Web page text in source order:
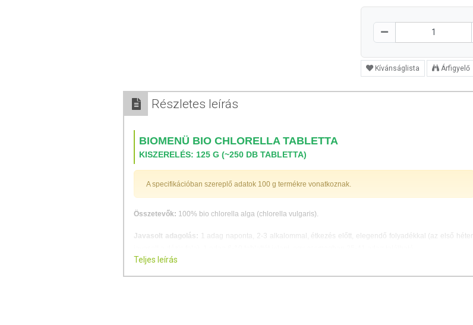
Kívánságlista Árfigyelő
Részletes leírás
BIOMENÜ BIO CHLORELLA TABLETTA
KISZERELÉS: 125 G (~250 DB TABLETTA)
A specifikációban szereplő adatok 100 g termékre vonatkoznak.
Összetevők: 100% bio chlorella alga (chlorella vulgaris).
Javasolt adagolás: 1 adag naponta, 2-3 alkalommal, étkezés előtt, elegendő folyadékkal (az első
Teljes leírás